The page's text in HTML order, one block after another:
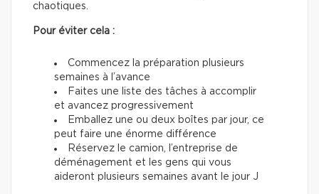
chaotiques.
Pour éviter cela :
Commencez la préparation plusieurs
semaines à l’avance
Faites une liste des tâches à accomplir
et avancez progressivement
Emballez une ou deux boîtes par jour, ce
peut faire une énorme différence
Réservez le camion, l’entreprise de
déménagement et les gens qui vous
aideront plusieurs semaines avant le jour J